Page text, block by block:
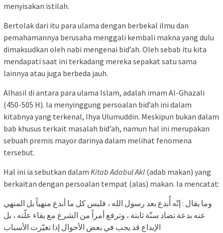
menyisakan istilah.
Bertolak dari itu para ulama dengan berbekal ilmu dan
pemahamannya berusaha menggali kembali makna yang dulu
dimaksudkan oleh nabi mengenai bid’ah. Oleh sebab itu kita
mendapati saat ini terkadang mereka sepakat satu sama
lainnya atau juga berbeda jauh.
Alhasil di antara para ulama Islam, adalah imam Al-Ghazali
(450-505 H). Ia menyinggung persoalan bid’ah ini dalam
kitabnya yang terkenal, Ihya Ulumuddin. Meskipun bukan dalam
bab khusus terkait masalah bid’ah, namun hal ini merupakan
sebuah premis mayor darinya dalam melihat fenomena
tersebut.
Hal ini ia sebutkan dalam Kitab Adabul Akl (adab makan) yang
berkaitan dengan persoalan tempat (alas) makan. Ia mencatat:
وما يقال : إنّه أُبدع بعد رسول الله ، فليس كل ما أبدع منهياً بل المنهي
عنه بدعة تضاد سنّة ثابتة ، وترفع أمراً من الشرع مع بقاء علّته ، بل
الإبداع قد يجب في بعض الأحوال إذا تغيّرت الأسباب